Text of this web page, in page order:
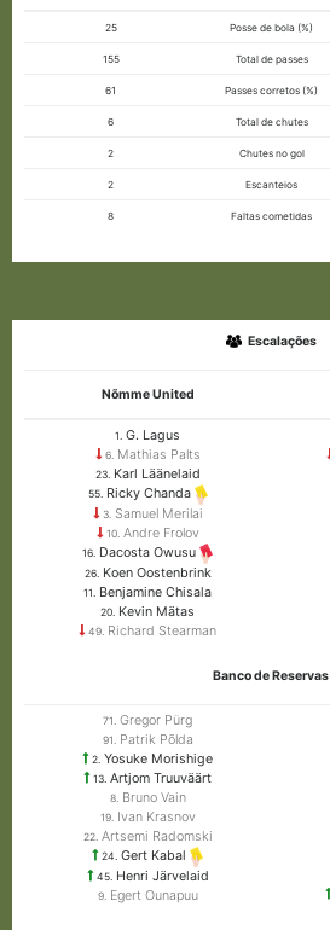
25 Posse de bola (%)
155 Total de passes
61 Passes corretos (%)
6 Total de chutes
2 Chutes no gol
2 Escanteios
8 Faltas cometidas
Escalações
Nõmme United
1. G. Lagus
6.Mathias Palts
23.Karl Läänelaid
55.Ricky Chanda
3.Samuel Merilai
10.Andre Frolov
16. Dacosta Owusu
26.Koen Oostenbrink
11. Benjamine Chisala
20. Kevin Mätas
49. Richard Stearman
Banco de Reservas
71. Gregor Pürg
91. Patrik Põlda
2. Yosuke Morishige
13. Artjom Truuväärt
8.Bruno Vain
19.Ivan Krasnov
22.Artsemi Radomski
24. Gert Kabal
45.Henri Järvelaid
9.Egert Ounapuu